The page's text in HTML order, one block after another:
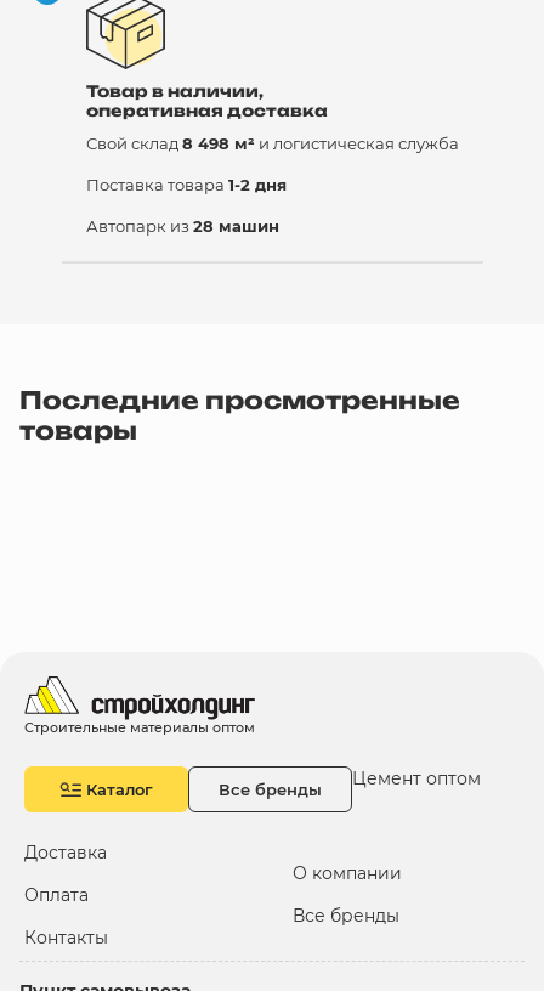
Товар в наличии,
оперативная доставка
Свой склад 8 498 м² и логистическая служба
Поставка товара 1-2 дня
Автопарк из 28 машин
Последние просмотренные
товары
Строительные материалы оптом
Каталог Все бренды Цемент оптом
Доставка
Оплата
Контакты
О компании
Все бренды